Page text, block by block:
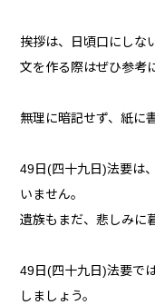
挨拶は、日頃口にしな
文を作る際はぜひ参考
無理に暗記せず、紙に
49日(四十九日)法要は
いません。
遺族もまだ、悲しみに
49日(四十九日)法要で
しましょう。